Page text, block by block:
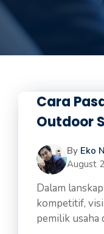
Cara
Outdoor
By Eko
August
Dalam
kompetitif,
pemilik usaha